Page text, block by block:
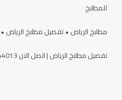
للمطابخ
مطابخ الرياض • تفصيل مطابخ الرياض
تفصيل مطابخ الرياض | اتصل الان 0538144013